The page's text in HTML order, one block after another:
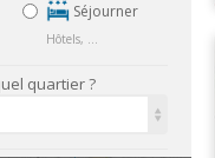
Séjourner
Hôtels, ...
quartier ?